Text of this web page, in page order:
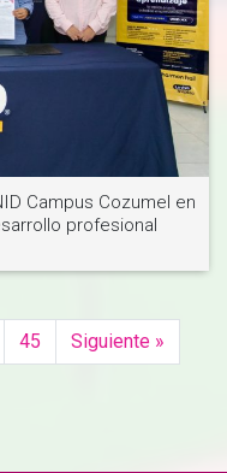
Campus Cozumel en
profesional
45 Siguiente »